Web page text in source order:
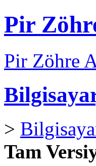
Pir
Pir Zöhre
>
Tam